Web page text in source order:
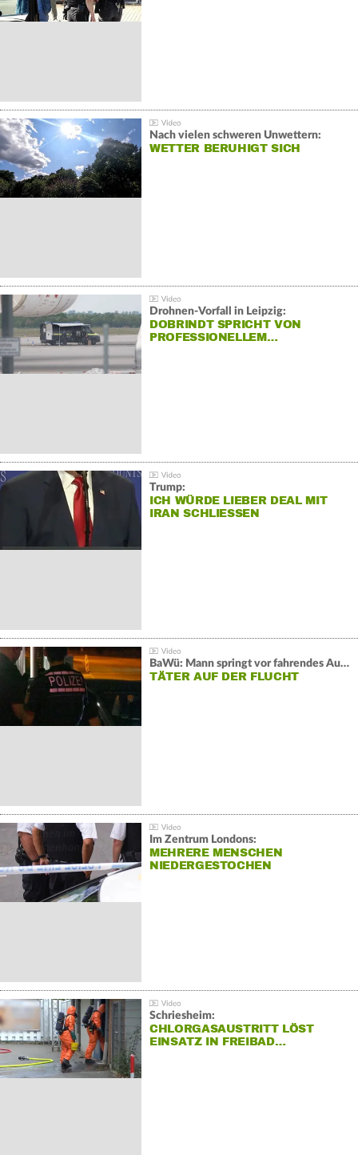
Nach vielen schweren Unwettern:
WETTER BERUHIGT SICH
Drohnen-Vorfall in Leipzig:
DOBRINDT SPRICHT VON
PROFESSIONELLEM…
Trump:
ICH WÜRDE LIEBER DEAL MIT
IRAN SCHLIESSEN
BaWü: Mann springt vor fahrendes Auto und schießt
TÄTER AUF DER FLUCHT
Im Zentrum Londons:
MEHRERE MENSCHEN
NIEDERGESTOCHEN
Schriesheim:
CHLORGASAUSTRITT LÖST
EINSATZ IN FREIBAD…